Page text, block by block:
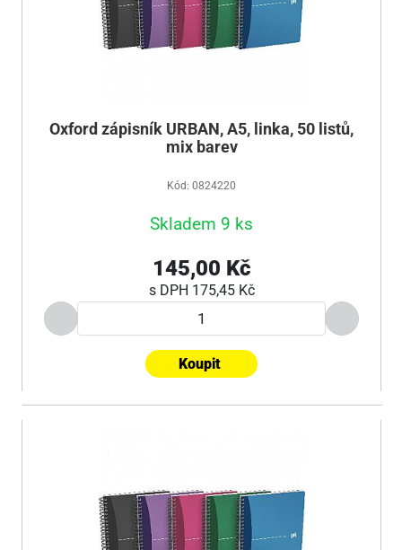
Oxford zápisník URBAN, A5, linka, 50 listů,
mix barev
Kód: 0824220
Skladem 9 ks
145,00 Kč
s DPH 175,45 Kč
Koupit